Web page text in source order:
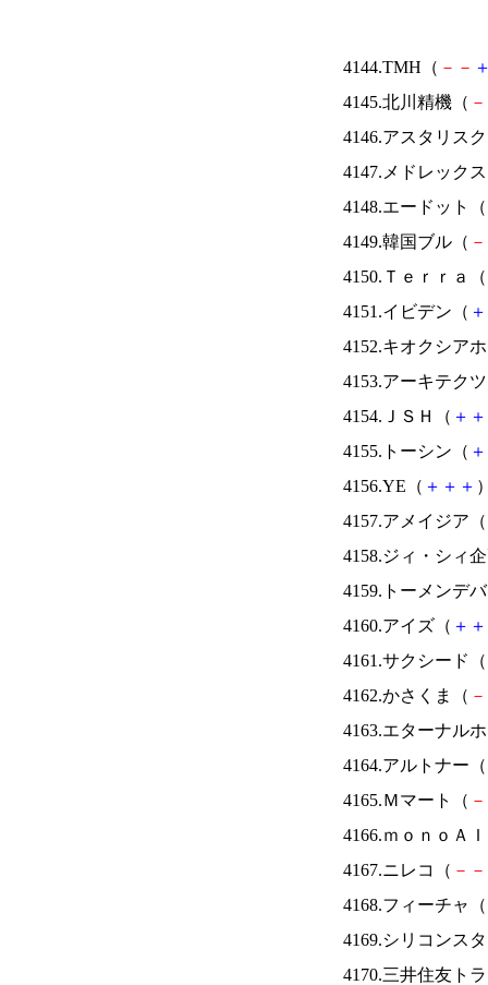
4144.TMH（ － －
4145.北川精機（ －
4146.アスタリス
4147.メドレック
4148.エードット（
4149.韓国ブル（ －
4150.Ｔｅｒｒａ（
4151.イビデン（ ＋
4152.キオクシア
4153.アーキテク
4154.ＪＳＨ（ ＋ ＋
4155.トーシン（ ＋
4156.YE（ ＋ ＋ ＋
4157.アメイジア（
4158.ジィ・シィ
4159.トーメンデ
4160.アイズ（ ＋ ＋
4161.サクシード（
4162.かさくま（ －
4163.エターナル
4164.アルトナー（
4165.Ｍマート（ －
4166.ｍｏｎｏＡ
4167.ニレコ（ － －
4168.フィーチャ（
4169.シリコンス
4170.三井住友ト